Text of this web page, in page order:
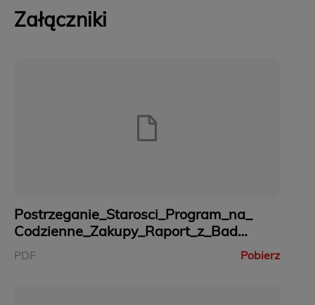
Załączniki
Postrzeganie_Starosci_Program_na_
Codzienne_Zakupy_Raport_z_Bada
nia.pdf
PDF Pobierz